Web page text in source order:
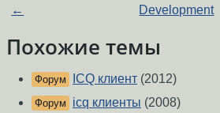
← Development
Похожие темы
Форум ICQ клиент (2012)
Форум icq клиенты (2008)